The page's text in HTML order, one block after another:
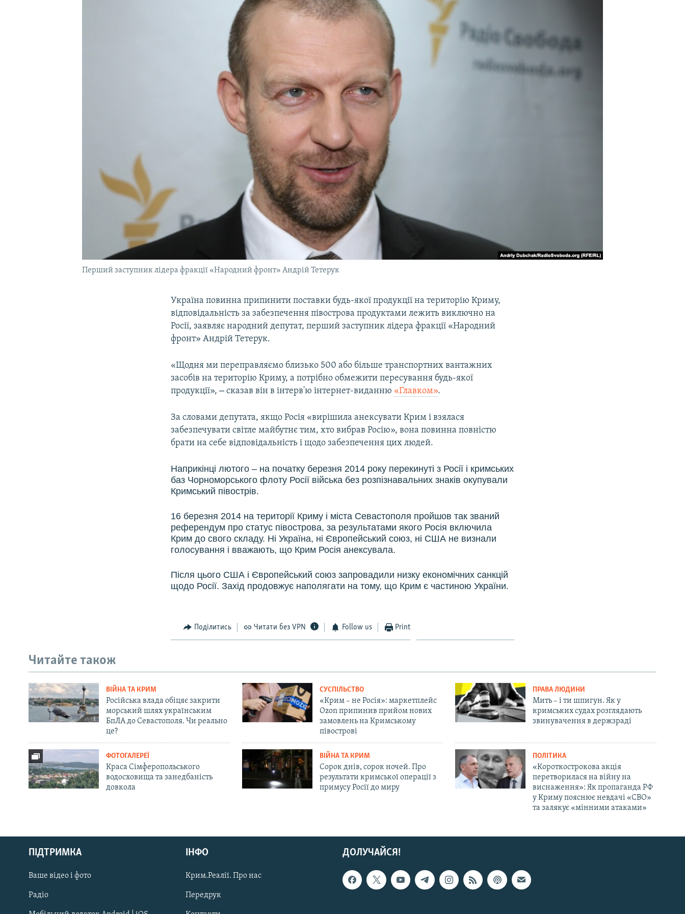
Русский
Qırımtatar
ДОЛУЧАЙСЯ!
Перший заступник лідера фракції «Народний фронт» Андрій Тетерук
Україна повинна припинити поставки будь-якої продукції на територію Криму,
відповідальність за забезпечення півострова продуктами лежить виключно на
Росії, заявляє народний депутат, перший заступник лідера фракції «Народний
фронт» Андрій Тетерук.
«Щодня ми переправляємо близько 500 або більше транспортних вантажних
засобів на територію Криму, а потрібно обмежити пересування будь-якої
продукції»,– сказав він в інтерв'ю інтернет-виданню «Главком».
За словами депутата, якщо Росія «вирішила анексувати Крим і взялася
забезпечувати світле майбутнє тим, хто вибрав Росію», вона повинна повністю
брати на себе відповідальність і щодо забезпечення цих людей.
Наприкінці лютого – на початку березня 2014 року перекинуті з Росії і кримських
баз Чорноморського флоту Росії війська без розпізнавальних знаків окупували
Кримський півострів.
16 березня 2014 на території Криму і міста Севастополя пройшов так званий
референдум про статус півострова, за результатами якого Росія включила
Крим до свого складу. Ні Україна, ні Європейський союз, ні США не визнали
голосування і вважають, що Крим Росія анексувала.
Після цього США і Європейський союз запровадили низку економічних санкцій
щодо Росії. Захід продовжує наполягати на тому, що Крим є частиною України.
Поділитись Читати без VPN Follow us Print
Читайте також
ВІЙНА ТА КРИМ
Російська влада обіцяє закрити
морський шлях українським
БпЛА до Севастополя. Чи реально
це?
СУСПІЛЬСТВО
«Крим – не Росія»: маркетплейс
Ozon припинив прийом нових
замовлень на Кримському
півострові
ПРАВА ЛЮДИНИ
Мить – і ти шпигун. Як у
кримських судах розглядають
звинувачення в держзраді
ФОТОГАЛЕРЕЇ
Краса Сімферопольського
водосховища та занедбаність
довкола
ВІЙНА ТА КРИМ
Сорок днів, сорок ночей. Про
результати кримської операції з
примусу Росії до миру
ПОЛІТИКА
«Короткострокова акція
перетворилася на війну на
виснаження»: Як пропаганда РФ
у Криму пояснює невдачі «СВО»
та залякує «мінними атаками»
ДОЛУЧАЙСЯ!
ПІДТРИМКА
Ваше відео і фото
Радіо
ІНФО
Крим.Реалії. Про нас
Передрук